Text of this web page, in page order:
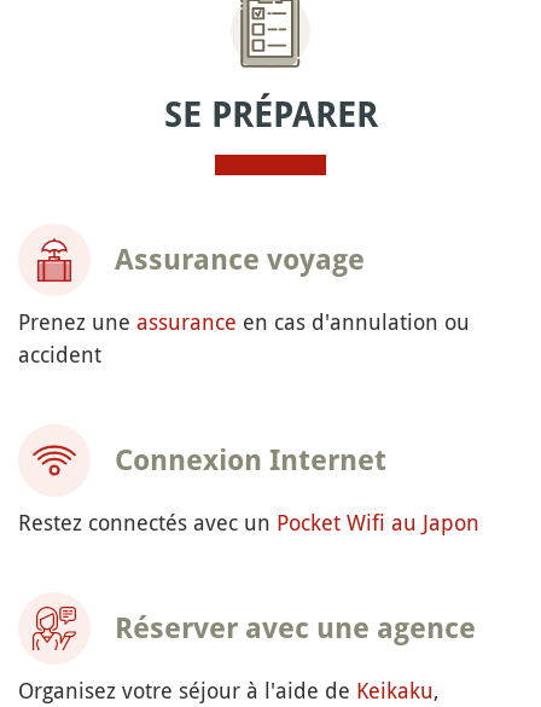
SE PRÉPARER
Assurance voyage
Prenez une assurance en cas d'annulation ou
accident
Connexion Internet
Restez connectés avec un Pocket Wifi au Japon
Réserver avec une agence
Organisez votre séjour à l'aide de Keikaku,